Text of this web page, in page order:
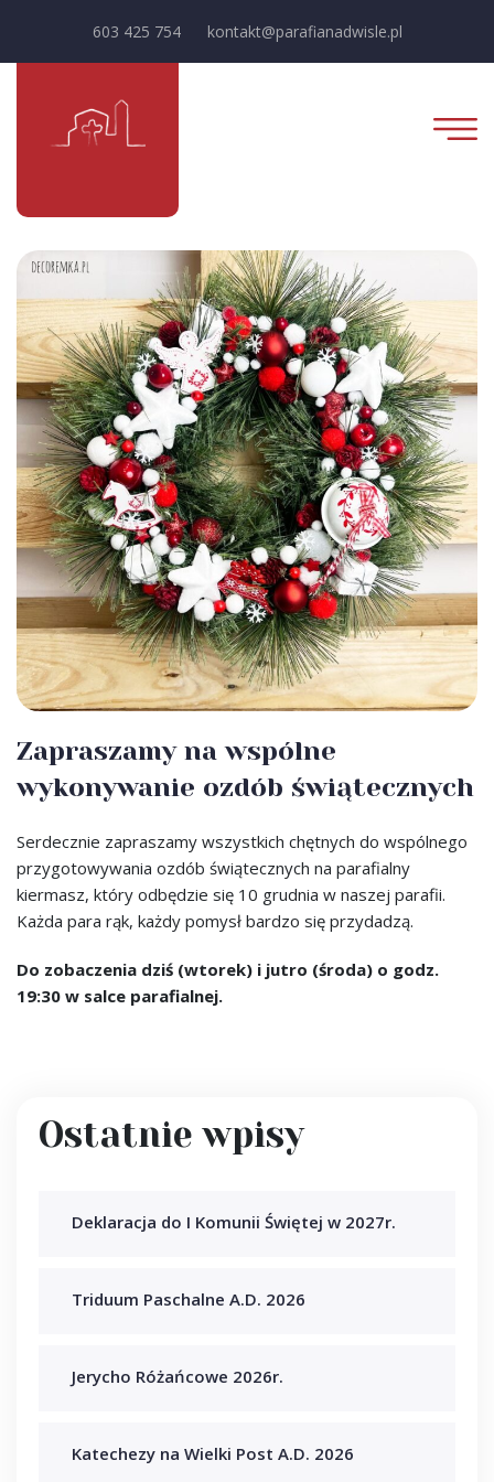
603 425 754 kontakt@parafianadwisle.pl
Zapraszamy na wspólne
wykonywanie ozdób świątecznych
Serdecznie zapraszamy wszystkich chętnych do wspólnego
przygotowywania ozdób świątecznych na parafialny
kiermasz, który odbędzie się 10 grudnia w naszej parafii.
Każda para rąk, każdy pomysł bardzo się przydadzą.
Do zobaczenia dziś (wtorek) i jutro (środa) o godz.
19:30 w salce parafialnej.
Ostatnie wpisy
Deklaracja do I Komunii Świętej w 2027r.
Triduum Paschalne A.D. 2026
Jerycho Różańcowe 2026r.
Katechezy na Wielki Post A.D. 2026